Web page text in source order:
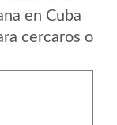
en Cuba
cercaros o